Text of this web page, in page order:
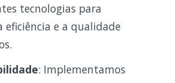
tecnologias para
eficiência e a qualidade
: Implementamos